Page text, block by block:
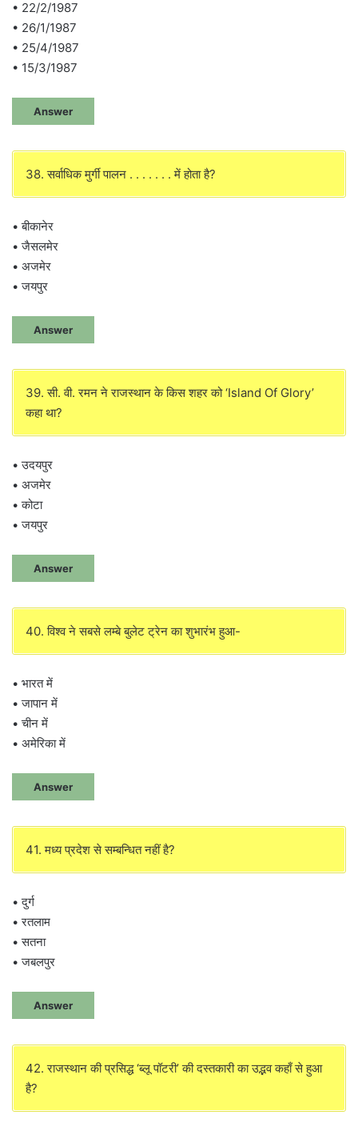
• 22/2/1987
• 26/1/1987
• 25/4/1987
• 15/3/1987
Answer
38. सर्वाधिक मुर्गी पालन . . . . . . . में होता है?
• बीकानेर
• जैसलमेर
• अजमेर
• जयपुर
Answer
39. सी. वी. रमन ने राजस्थान के किस शहर को ‘Island Of Glory’
कहा था?
• उदयपुर
• अजमेर
• कोटा
• जयपुर
Answer
40. विश्व ने सबसे लम्बे बुलेट ट्रेन का शुभारंभ हुआ-
• भारत में
• जापान में
• चीन में
• अमेरिका में
Answer
41. मध्य प्रदेश से सम्बन्धित नहीं है?
• दुर्ग
• रतलाम
• सतना
• जबलपुर
Answer
42. राजस्थान की प्रसिद्ध ‘ब्लू पॉटरी’ की दस्तकारी का उद्भव कहाँ से हुआ
है?